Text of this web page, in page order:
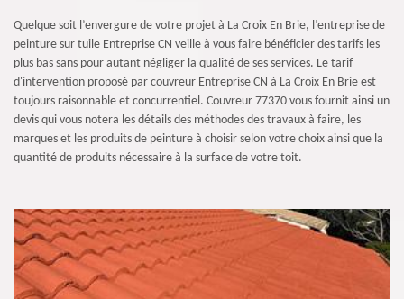
Quelque soit l’envergure de votre projet à La Croix En Brie, l’entreprise de
peinture sur tuile Entreprise CN veille à vous faire bénéficier des tarifs les
plus bas sans pour autant négliger la qualité de ses services. Le tarif
d'intervention proposé par couvreur Entreprise CN à La Croix En Brie est
toujours raisonnable et concurrentiel. Couvreur 77370 vous fournit ainsi un
devis qui vous notera les détails des méthodes des travaux à faire, les
marques et les produits de peinture à choisir selon votre choix ainsi que la
quantité de produits nécessaire à la surface de votre toit.